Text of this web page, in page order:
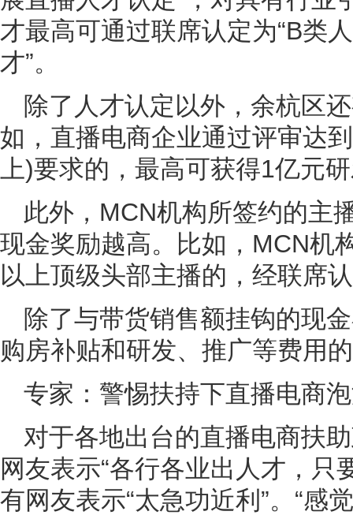
才最高可通过联席认定为“B类
才”。
除了人才认定以外，余杭区
如，直播电商企业通过评审达
上)要求的，最高可获得1亿元
此外，MCN机构所签约的主
现金奖励越高。比如，MCN机
以上顶级头部主播的，经联席
除了与带货销售额挂钩的现
购房补贴和研发、推广等费用
专家：警惕扶持下直播电商
对于各地出台的直播电商扶
网友表示“各行各业出人才，只
有网友表示“太急功近利”。“感